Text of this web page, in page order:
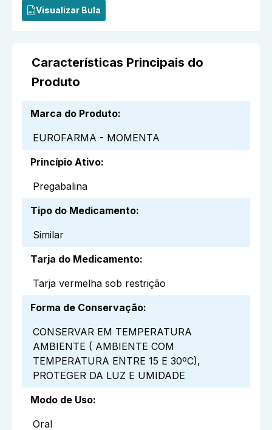
Visualizar Bula
Características Principais do
Produto
Marca do Produto:
EUROFARMA - MOMENTA
Princípio Ativo:
Pregabalina
Tipo do Medicamento:
Similar
Tarja do Medicamento:
Tarja vermelha sob restrição
Forma de Conservação:
CONSERVAR EM TEMPERATURA
AMBIENTE ( AMBIENTE COM
TEMPERATURA ENTRE 15 E 30ºC),
PROTEGER DA LUZ E UMIDADE
Modo de Uso:
Oral